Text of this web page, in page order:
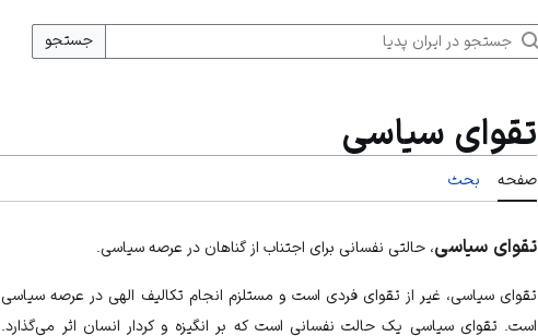
جستجو
تقوای سیاسی
صفحه بحث
تقوای سیاسی، حالتی نفسانی برای اجتناب از گناهان در عرصه سیاسی.
تقوای سیاسی، غیر از تقوای فردی است و مستلزم انجام تکالیف الهی در عرصه سیاسی
است. تقوای سیاسی یک حالت نفسانی است که بر انگیزه و کردار انسان اثر می‌گذارد.